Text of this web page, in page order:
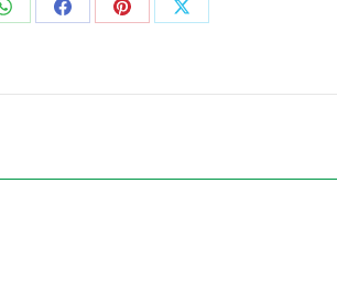
CompartilharCompartilharCompartilharCompartilhar